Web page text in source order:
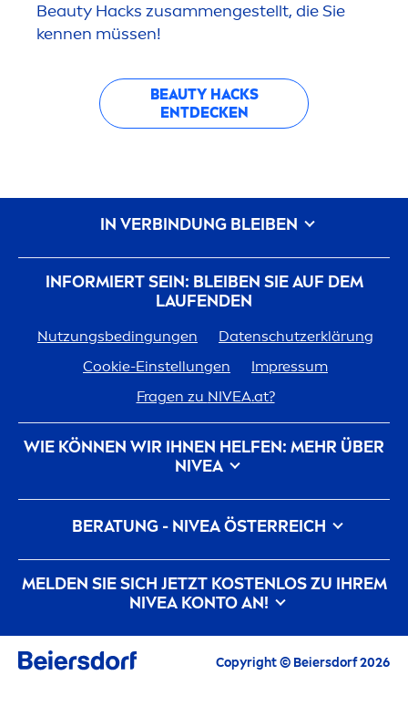
Beauty Hacks zusammengestellt, die Sie
kennen müssen!
BEAUTYHACKS
ENTDECKEN
INFORMIERT SEIN: BLEIBEN SIE AUF DEM
LAUFENDEN
Nutzungsbedingungen
Datenschutzerklärung
Cookie-Einstellungen
Impressum
Fragen zu NIVEA.at?
WIE KÖNNEN WIR IHNEN HELFEN: MEHR ÜBER
NIVEA
Marken-Geschichte FürNIVEAarbeiten
Nachhaltigkeit beiNIVEA Kontakt
BERATUNG - NIVEAÖSTERREICH
Pickel auf der Wange
Pickel am Rücken
Hyaluronsäure für die Haut
MELDEN SIE SICH JETZT KOSTENLOS ZU IHREM
NIVEAKONTO AN!
Alle aktuellen Highlights, Pflegetipps,
Inspirationen, Angebote und gratis
IN VERBINDUNG BLEIBEN
Copyright © Beiersdorf 2026